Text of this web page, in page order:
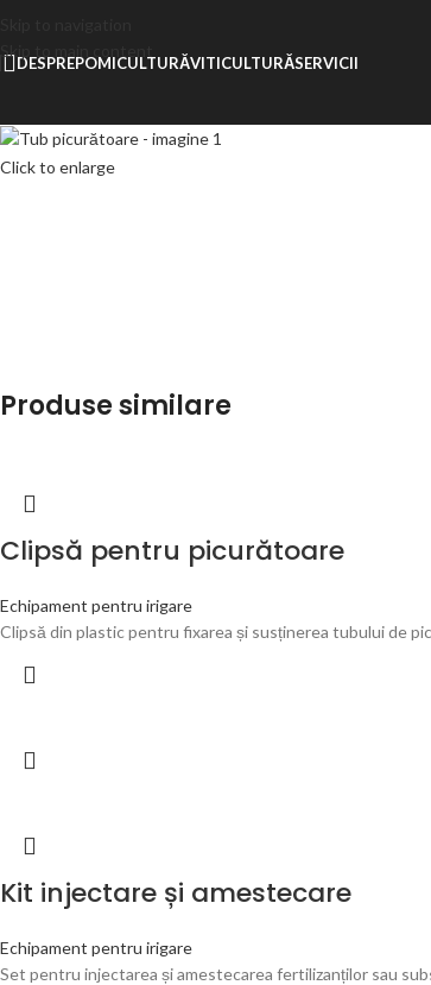
Skip to main content
DESPREPOMICULTURĂVITICULTURĂSERVICII
Click to enlarge
Produse similare
Clipsă pentru picurătoare
Echipament pentru irigare
Clipsă din plastic pentru fixarea și susținerea tubului de
Kit injectare și amestecare
Echipament pentru irigare
Set pentru injectarea și amestecarea fertilizanților sau